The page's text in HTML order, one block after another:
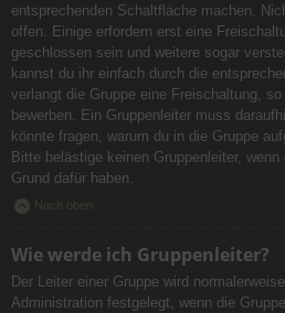
entsprechenden Schaltfläche machen.
offen. Einige erfordern erst eine
geschlossen sein und weitere sogar
kannst du ihr einfach durch die
verlangt die Gruppe eine Freischaltung,
bewerben. Ein Gruppenleiter muss
könnte fragen, warum du in die Gruppe
Bitte belästige keinen Gruppenleiter,
Grund dafür haben.
Nach oben
Wie werde ich Gruppenleiter?
Der Leiter einer Gruppe wird
Administration festgelegt, wenn die